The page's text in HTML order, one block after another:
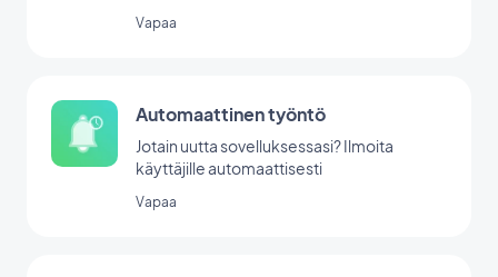
Vapaa
Automaattinen työntö
Jotain uutta sovelluksessasi? Ilmoita
käyttäjille automaattisesti
Vapaa